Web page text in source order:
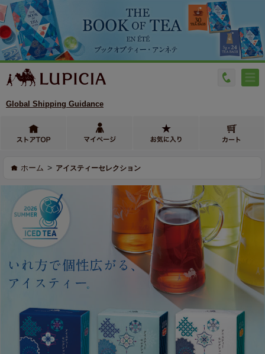
Global Shipping Guidance
ホーム > アイスティーセレクション